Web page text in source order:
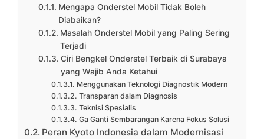
Mengapa Onderstel Mobil Tidak Boleh
Diabaikan?
Masalah Onderstel Mobil yang Paling Sering
Terjadi
Ciri Bengkel Onderstel Terbaik di Surabaya
yang Wajib Anda Ketahui
Menggunakan Teknologi Diagnostik Modern
Transparan dalam Diagnosis
Teknisi Spesialis
Ga Ganti Sembarangan Karena Fokus Solusi
Peran Kyoto Indonesia dalam Modernisasi